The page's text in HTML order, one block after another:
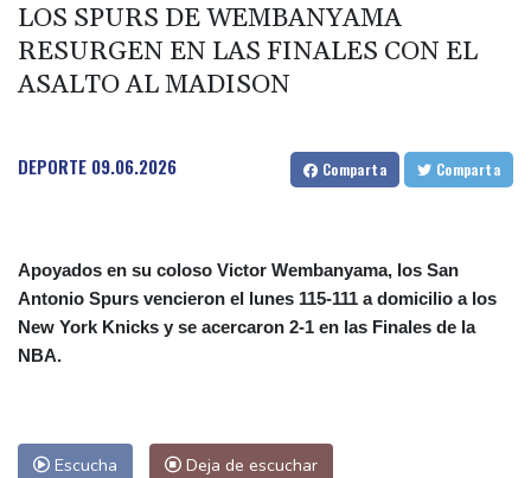
del ídolo mundial
Una niña herida muere y eleva a ocho los fallecidos por el
tiroteo en escuela tailandesa
ante aumento de lesiones
LOS SPURS DE WEMBANYAMA
RESURGEN EN LAS FINALES CON EL
ASALTO AL MADISON
DEPORTE 09.06.2026 Comparta Comparta
Apoyados en su coloso Victor Wembanyama, los San
Antonio Spurs vencieron el lunes 115-111 a domicilio a los
New York Knicks y se acercaron 2-1 en las Finales de la
NBA.
Escucha Deja de escuchar